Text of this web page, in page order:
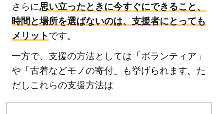
さらに思い立ったときに今すぐにできること、
時間と場所を選ばないのは、支援者にとっても
メリットです。
一方で、支援の方法としては「ボランティア」
や「古着などモノの寄付」も挙げられます。た
だしこれらの支援方法は